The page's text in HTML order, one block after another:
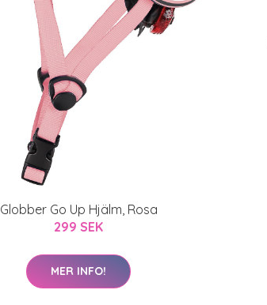
Globber Go Up Hjälm, Rosa
299 SEK
MER INFO!